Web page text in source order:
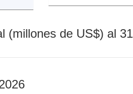
(millones de US$) al